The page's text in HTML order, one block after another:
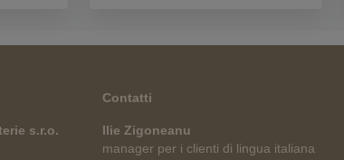
s.r.o.
Contatti
Ilie Zigoneanu
manager per i clienti di lingua italiana